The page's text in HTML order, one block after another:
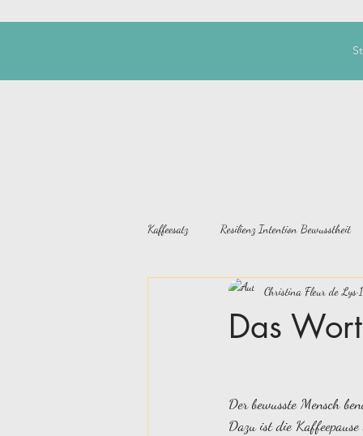
Kaffeesatz Resilienz Intention Bewusstheit
Das Wort
Christina Fleur de Lys
Der bewusste Mensch
Dazu ist die